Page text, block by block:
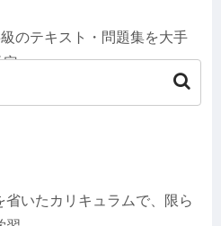
のテキスト・問題集を大手
定
習法を提供
省いたカリキュラムで、限ら